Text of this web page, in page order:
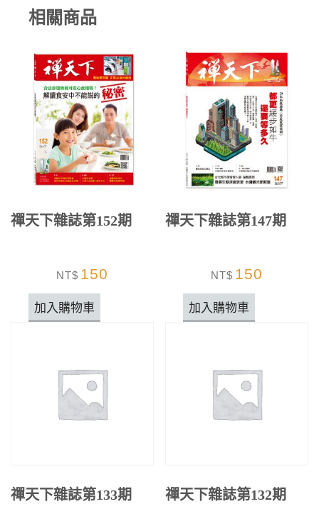
相關商品
禪天下雜誌第152期
NT$ 150
加入購物車
禪天下雜誌第147期
NT$ 150
加入購物車
禪天下雜誌第133期 禪天下雜誌第132期